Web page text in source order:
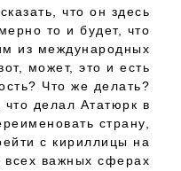
что он здесь
то и будет, что
из международных
может, это и есть
Что же делать?
делал Ататюрк в
страну,
с кириллицы на
всех важных сферах